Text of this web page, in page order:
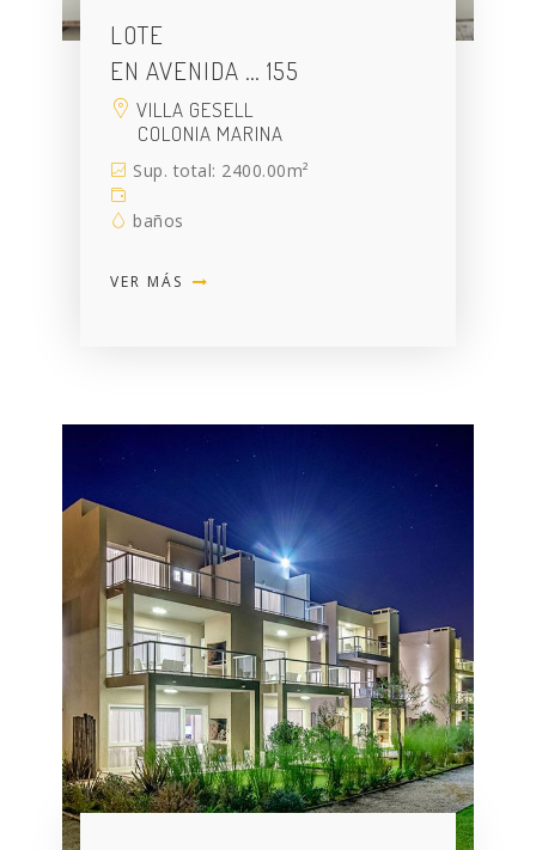
LOTE
EN AVENIDA … 155
VILLA GESELL
COLONIA MARINA
Sup. total: 2400.00m²
baños
VER MÁS